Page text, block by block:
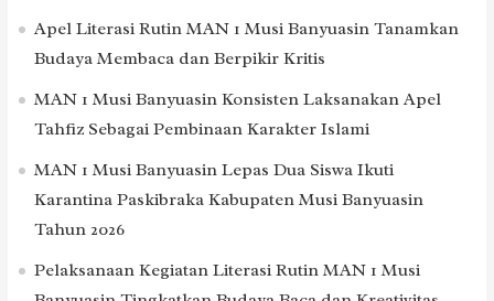
Apel Literasi Rutin MAN 1 Musi Banyuasin Tanamkan
Budaya Membaca dan Berpikir Kritis
MAN 1 Musi Banyuasin Konsisten Laksanakan Apel
Tahfiz Sebagai Pembinaan Karakter Islami
MAN 1 Musi Banyuasin Lepas Dua Siswa Ikuti
Karantina Paskibraka Kabupaten Musi Banyuasin
Tahun 2026
Pelaksanaan Kegiatan Literasi Rutin MAN 1 Musi